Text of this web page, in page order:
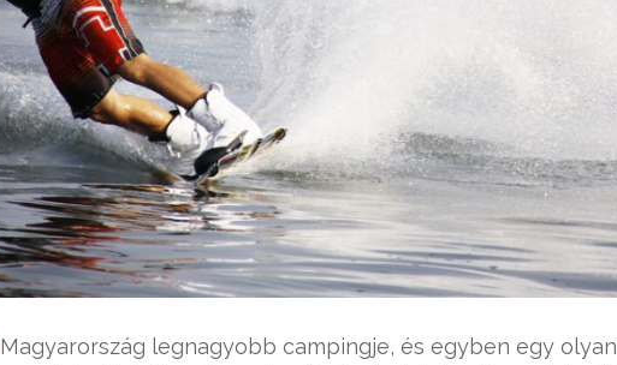
Magyarország legnagyobb campingje, és egyben egy olyan